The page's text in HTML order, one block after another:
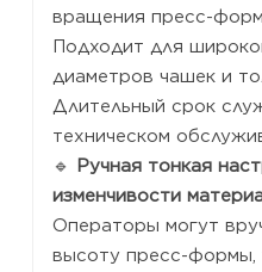
вращения пресс-
Подходит для
диаметров чашек и
Длительный срок
техническом
🔹 Ручная тонкая
изменчивости
Операторы могут
высоту пресс-формы,